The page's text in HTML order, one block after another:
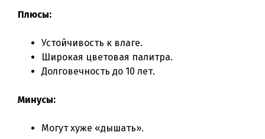
Плюсы:
Устойчивость к влаге.
Широкая цветовая палитра.
Долговечность до 10 лет.
Минусы:
Могут хуже «дышать».